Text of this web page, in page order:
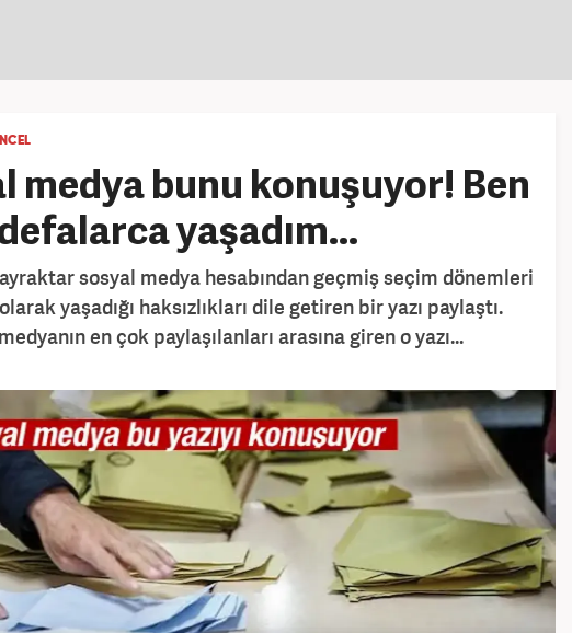
medya bunu konuşuyor! Ben
yaşadım...
sosyal medya hesabından geçmiş seçim dönemleri
yaşadığı haksızlıkları dile getiren bir yazı paylaştı.
en çok paylaşılanları arasına giren o yazı...